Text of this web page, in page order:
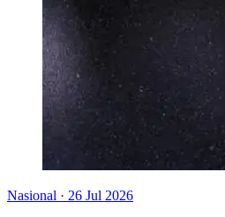
Nasional · 26 Jul 2026